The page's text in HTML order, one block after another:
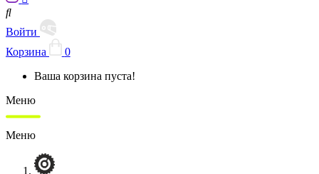
Войти
Корзина
0
Ваша корзина пуста!
Меню
Меню